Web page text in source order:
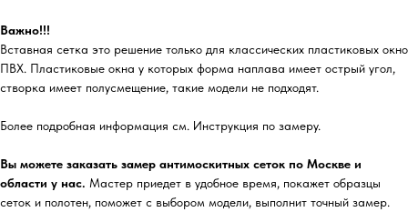
Важно!!!
Вставная сетка это решение только для классических пластиковых окно
ПВХ. Пластиковые окна у которых форма наплава имеет острый угол,
створка имеет полусмещение, такие модели не подходят.
Более подробная информация см. Инструкция по замеру.
Вы можете заказать замер антимоскитных сеток по Москве и
области у нас. Мастер приедет в удобное время, покажет образцы
сеток и полотен, поможет с выбором модели, выполнит точный замер.